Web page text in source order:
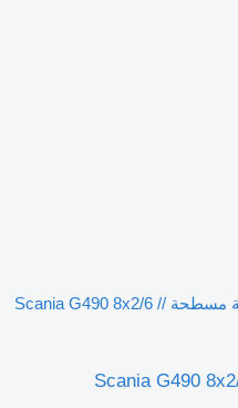
شاحنة مسطحة Scania G490 8x2/6 //
Scania G490